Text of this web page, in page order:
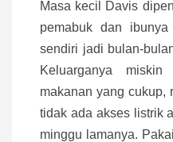
Masa kecil Davis
pemabuk dan
sendiri jadi bulan-
Keluarganya
makanan yang cukup,
tidak ada akses listrik
minggu lamanya.